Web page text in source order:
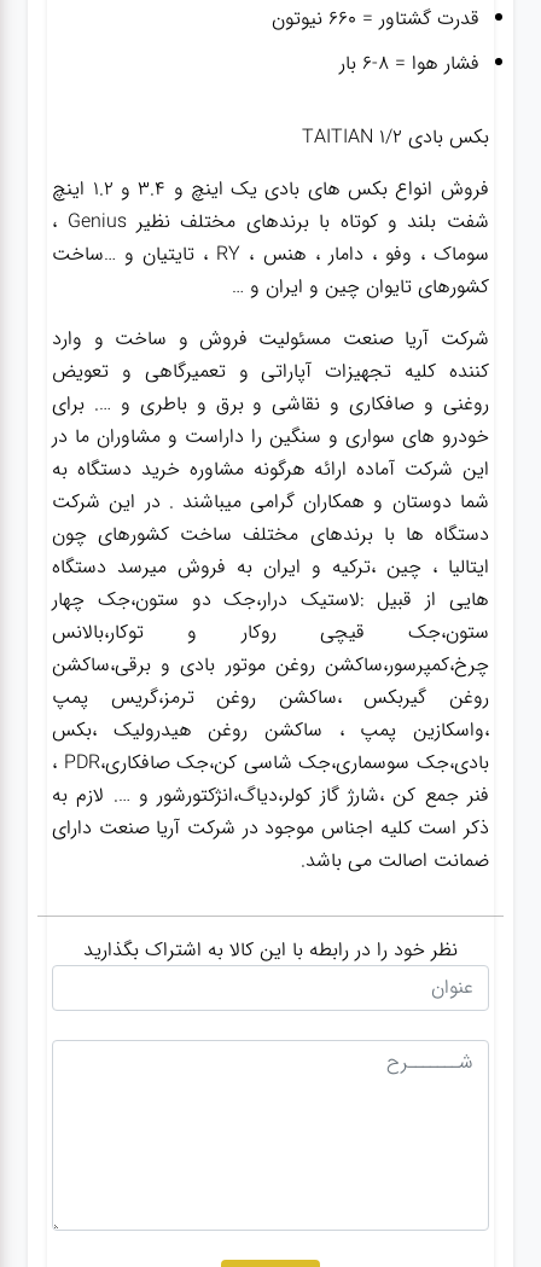
قدرت گشتاور = ۶۶۰ نیوتون
فشار هوا = ۸-۶ بار
بکس بادی TAITIAN 1/2
فروش انواع بکس های بادی یک اینچ و 3.4 و 1.2 اینچ
شفت بلند و کوتاه با برندهای مختلف نظیر Genius ،
سوماک ، وفو ، دامار ، هنس ، RY ، تایتیان و …ساخت
کشورهای تایوان چین و ایران و …
شرکت آریا صنعت مسئولیت فروش و ساخت و وارد
کننده کلیه تجهیزات آپاراتی و تعمیرگاهی و تعویض
روغنی و صافکاری و نقاشی و برق و باطری و …. برای
خودرو های سواری و سنگین را داراست و مشاوران ما در
این شرکت آماده ارائه هرگونه مشاوره خرید دستگاه به
شما دوستان و همکاران گرامی میباشند . در این شرکت
دستگاه ها با برندهای مختلف ساخت کشورهای چون
ایتالیا ، چین ،ترکیه و ایران به فروش میرسد دستگاه
هایی از قبیل :لاستیک درار،جک دو ستون،جک چهار
ستون،جک قیچی روکار و توکار،بالانس
چرخ،کمپرسور،ساکشن روغن موتور بادی و برقی،ساکشن
روغن گیربکس ،ساکشن روغن ترمز،گریس پمپ
،واسکازین پمپ ، ساکشن روغن هیدرولیک ،بکس
بادی،جک سوسماری،جک شاسی کن،جک صافکاری،PDR ،
فنر جمع کن ،شارژ گاز کولر،دیاگ،انژکتورشور و …. لازم به
ذکر است کلیه اجناس موجود در شرکت آریا صنعت دارای
ضمانت اصالت می باشد.
نظر خود را در رابطه با این کالا به اشتراک بگذارید